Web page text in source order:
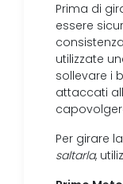
Prima di
essere
utilizzate
sollevare i
attaccati
Per girare
saltarla,